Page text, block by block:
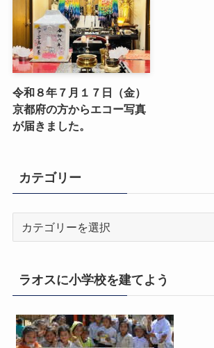
令和８年７月１７日（金）
京都府の方からエコー写真
が届きました。
カテゴリー
リ
ラオスに小学校を建てよう